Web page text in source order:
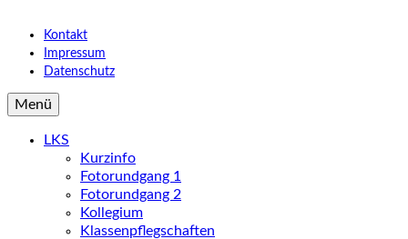
Kontakt
Impressum
Datenschutz
Menü
LKS
Kurzinfo
Fotorundgang 1
Fotorundgang 2
Kollegium
Klassenpflegschaften